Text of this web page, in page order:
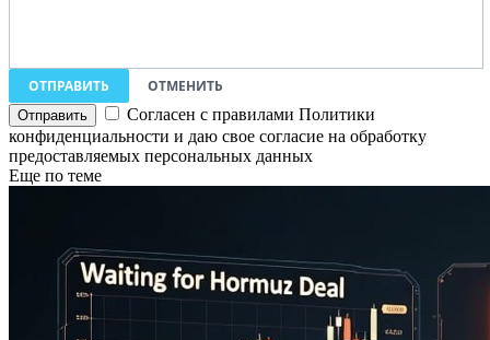
ОТПРАВИТЬ
ОТМЕНИТЬ
Согласен с правилами Политики
конфиденциальности и даю свое согласие на обработку
предоставляемых персональных данных
Еще по теме